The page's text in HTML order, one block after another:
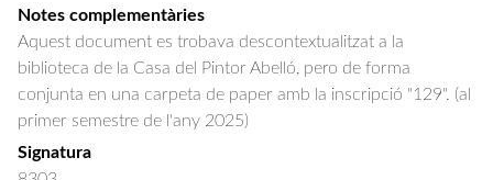
Notes complementàries
Aquest document es trobava descontextualitzat a la
biblioteca de la Casa del Pintor Abelló, pero de forma
conjunta en una carpeta de paper amb la inscripció "129". (al
primer semestre de l'any 2025)
Signatura